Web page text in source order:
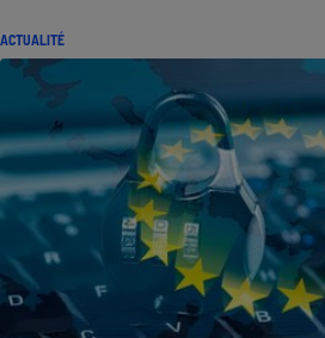
ACTUALITÉ